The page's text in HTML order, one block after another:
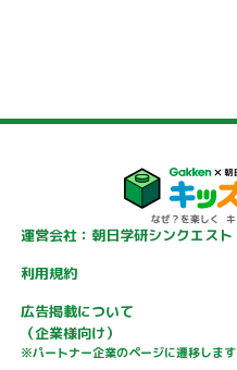
運営会社：朝日学研シンクエスト
利用規約
広告掲載について
（企業様向け）
※パートナー企業のページに遷移します